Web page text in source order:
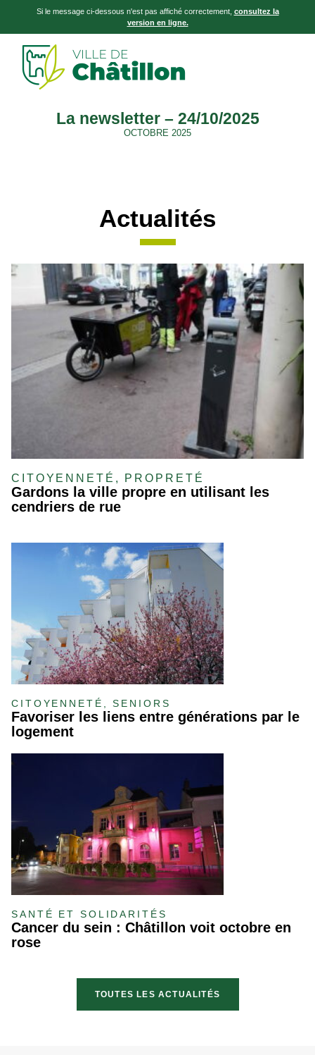
Si le message ci-dessous n'est pas affiché correctement, consultez la
version en ligne.
La newsletter – 24/10/2025
OCTOBRE 2025
Actualités
CITOYENNETÉ, PROPRETÉ
Gardons la ville propre en utilisant les
cendriers de rue
CITOYENNETÉ, SENIORS
Favoriser les liens entre générations par le
logement
SANTÉ ET SOLIDARITÉS
Cancer du sein : Châtillon voit octobre en
rose
TOUTES LES ACTUALITÉS